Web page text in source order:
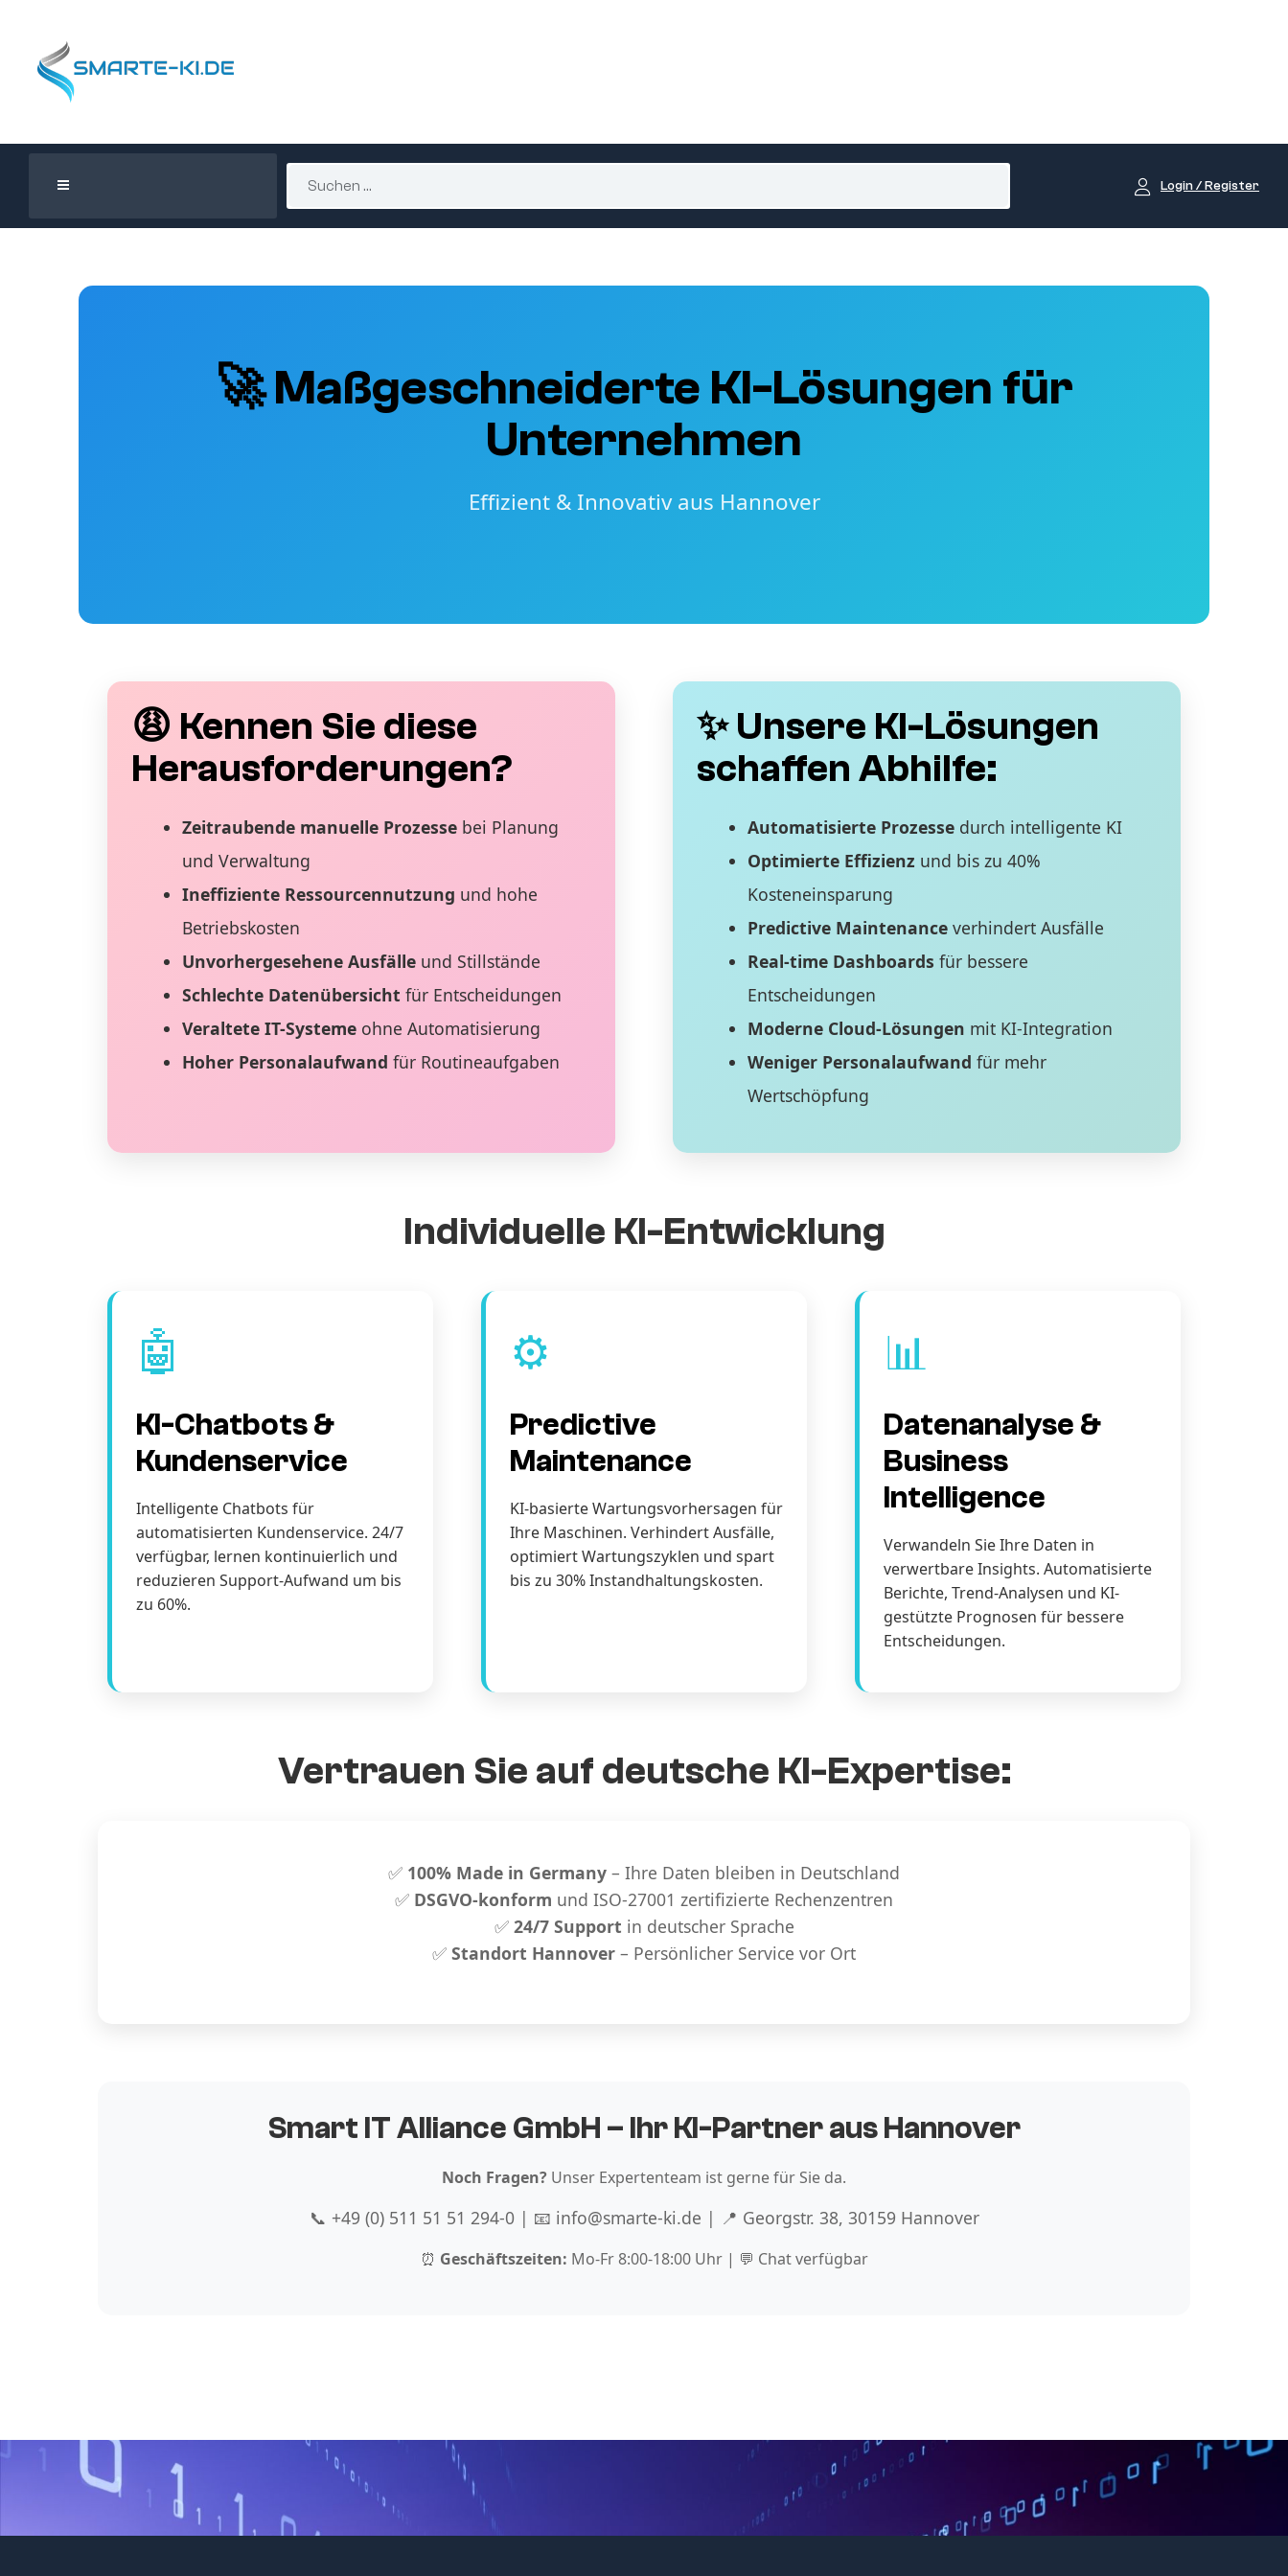
Login / Register
🚀 Maßgeschneiderte KI-Lösungen für
Unternehmen
Effizient & Innovativ aus Hannover
😩 Kennen Sie diese
Herausforderungen?
Zeitraubende manuelle Prozessebei Planung
und Verwaltung
Ineffiziente Ressourcennutzung und hohe
Betriebskosten
Unvorhergesehene Ausfälleund Stillstände
Schlechte Datenübersicht für Entscheidungen
Veraltete IT-Systemeohne Automatisierung
Hoher Personalaufwand für Routineaufgaben
✨ Unsere KI-Lösungen
schaffen Abhilfe:
Automatisierte Prozessedurch intelligente KI
Optimierte Effizienz und bis zu 40%
Kosteneinsparung
Predictive Maintenanceverhindert Ausfälle
Real-time Dashboards für bessere
Entscheidungen
Moderne Cloud-Lösungen mit KI-Integration
Weniger Personalaufwand für mehr
Wertschöpfung
Individuelle KI-Entwicklung
🤖
KI-Chatbots &
Kundenservice
Intelligente Chatbots für
automatisierten Kundenservice. 24/7
verfügbar, lernen kontinuierlich und
reduzieren Support-Aufwand um bis
zu 60%.
⚙️
Predictive
Maintenance
KI-basierte Wartungsvorhersagen für
Ihre Maschinen. Verhindert Ausfälle,
optimiert Wartungszyklen und spart
bis zu 30% Instandhaltungskosten.
📊
Datenanalyse &
Business
Intelligence
Verwandeln Sie Ihre Daten in
verwertbare Insights. Automatisierte
Berichte, Trend-Analysen und KI-
gestützte Prognosen für bessere
Entscheidungen.
Vertrauen Sie auf deutsche KI-Expertise:
✅ 100% Made in Germany – Ihre Daten bleiben in Deutschland
✅ DSGVO-konform und ISO-27001 zertifizierte Rechenzentren
✅ 24/7 Support in deutscher Sprache
✅ Standort Hannover – Persönlicher Service vor Ort
Smart IT Alliance GmbH – Ihr KI-Partner aus Hannover
Noch Fragen? Unser Expertenteam ist gerne für Sie da.
📞 +49 (0) 511 51 51 294-0 | 📧 info@smarte-ki.de | 📍 Georgstr. 38, 30159 Hannover
⏰ Geschäftszeiten: Mo-Fr 8:00-18:00 Uhr | 💬 Chat verfügbar